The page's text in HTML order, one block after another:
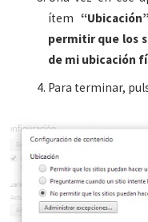
ítem “Ubicación”
permitir que los
de mi ubicación
Para terminar,